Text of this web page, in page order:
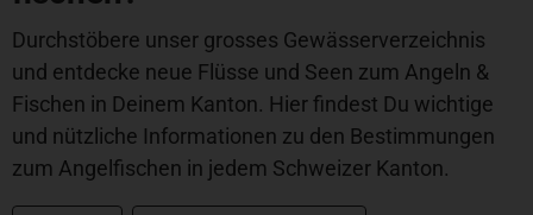
Durchstöbere unser grosses Gewässerverzeichnis
und entdecke neue Flüsse und Seen zum Angeln &
Fischen in Deinem Kanton. Hier findest Du wichtige
und nützliche Informationen zu den Bestimmungen
zum Angelfischen in jedem Schweizer Kanton.